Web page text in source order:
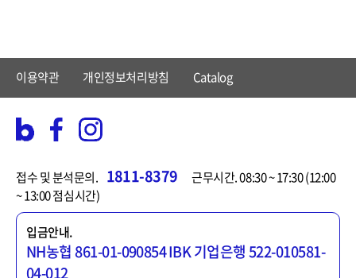
이용약관 개인정보처리방침 Catalog
접수 및 분석문의. 1811-8379
근무시간. 08:30 ~ 17:30 (12:00
~ 13:00 점심시간)
입금안내.
NH농협 861-01-090854IBK 기업은행 522-010581-
04-012